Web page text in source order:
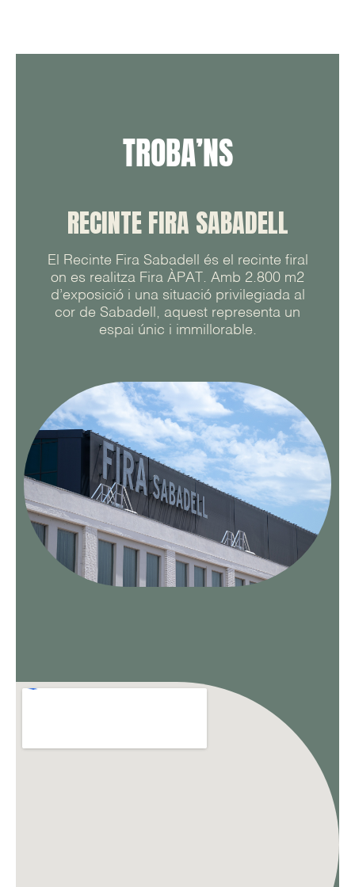
TROBA’NS
RECINTE FIRA SABADELL
El Recinte Fira Sabadell és el recinte firal
on es realitza Fira ÀPAT. Amb 2.800 m2
d’exposició i una situació privilegiada al
cor de Sabadell, aquest representa un
espai únic i immillorable.